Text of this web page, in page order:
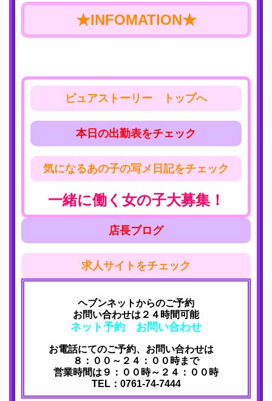
★INFOMATION★
ピュアストーリー トップへ
本日の出勤表をチェック
気になるあの子の写メ日記をチェック
一緒に働く女の子大募集！
店長ブログ
求人サイトをチェック
ヘブンネットからのご予約
お問い合わせは２４時間可能
ネット予約 お問い合わせ
お電話にてのご予約、お問い合わせは
８：００～２４：００時まで
営業時間は９：００時～２４：００時
TEL：0761-74-7444